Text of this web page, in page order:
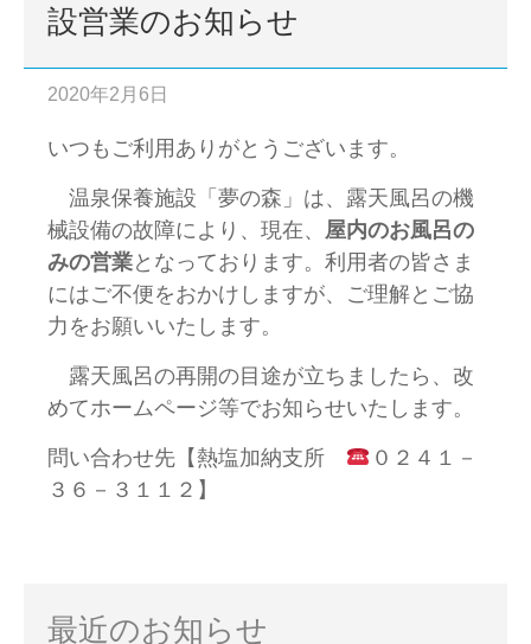
設営業のお知らせ
2020年2月6日
いつもご利用ありがとうございます。
温泉保養施設「夢の森」は、露天風呂の機
械設備の故障により、現在、 屋内のお風呂の
みの営業となっております。利用者の皆さま
にはご不便をおかけしますが、ご理解とご協
力をお願いいたします。
露天風呂の再開の目途が立ちましたら、改
めてホームページ等でお知らせいたします。
問い合わせ先【熱塩加納支所
０２４１－
３６－３１１２】
最近のお知らせ